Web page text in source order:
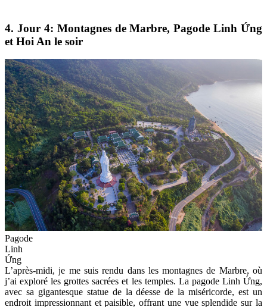
4. Jour 4: Montagnes de Marbre, Pagode Linh Ứng
et Hoi An le soir
Pagode
Linh
Ứng
L’après-midi, je me suis rendu dans les montagnes de Marbre, où
j’ai exploré les grottes sacrées et les temples. La pagode Linh Ứng,
avec sa gigantesque statue de la déesse de la miséricorde, est un
endroit impressionnant et paisible, offrant une vue splendide sur la